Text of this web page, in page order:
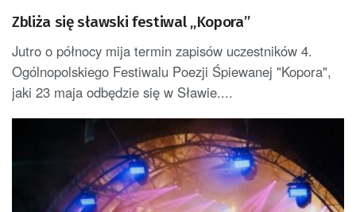
Zbliża się sławski festiwal „Kopora”
Jutro o północy mija termin zapisów uczestników 4.
Ogólnopolskiego Festiwalu Poezji Śpiewanej "Kopora",
jaki 23 maja odbędzie się w Sławie....